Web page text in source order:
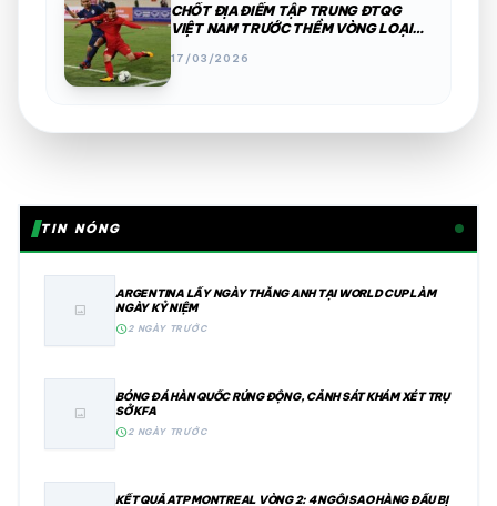
CHỐT ĐỊA ĐIỂM TẬP TRUNG ĐTQG
VIỆT NAM TRƯỚC THỀM VÒNG LOẠI
17/03/2026
TIN NÓNG
image
ARGENTINA LẤY NGÀY THẮNG ANH TẠI WORLD CUP LÀM
NGÀY KỶ NIỆM
schedule2 NGÀY TRƯỚC
image
BÓNG ĐÁ HÀN QUỐC RÚNG ĐỘNG, CẢNH SÁT KHÁM XÉT TRỤ
SỞ KFA
schedule2 NGÀY TRƯỚC
KẾT QUẢ ATP MONTREAL VÒNG 2: 4 NGÔI SAO HÀNG ĐẦU BỊ